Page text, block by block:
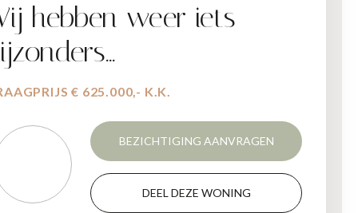
hebben weer iets
€ 625.000,- K.K.
BEZICHTIGING AANVRAGEN
DEEL DEZE WONING